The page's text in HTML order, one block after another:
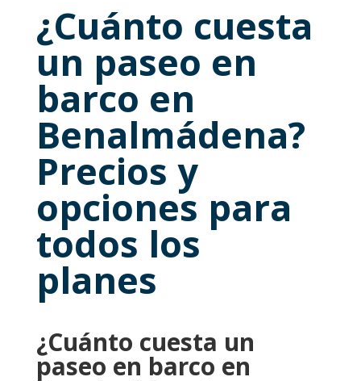
¿Cuánto cuesta
un paseo en
barco en
Benalmádena?
Precios y
opciones para
todos los
planes
¿Cuánto cuesta un
paseo en barco en